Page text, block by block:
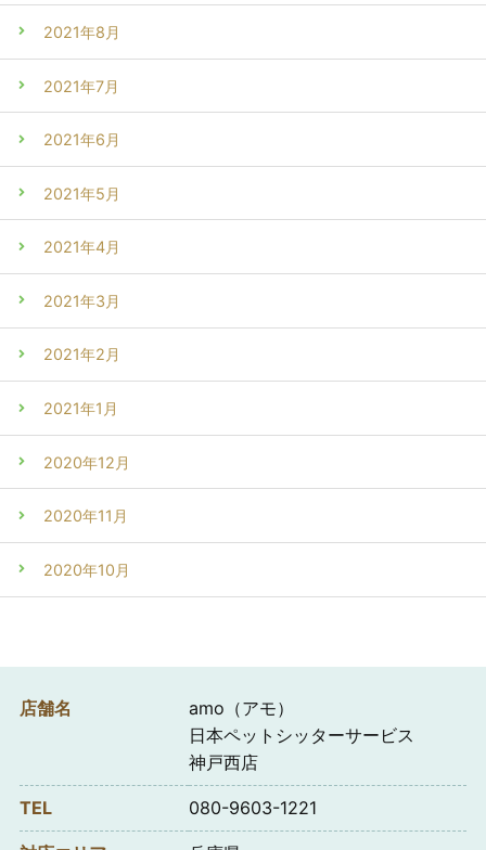
2021年8月
2021年7月
2021年6月
2021年5月
2021年4月
2021年3月
2021年2月
2021年1月
2020年12月
2020年11月
2020年10月
店舗名
amo（アモ）
日本ペットシッターサービス
神戸西店
TEL 080-9603-1221